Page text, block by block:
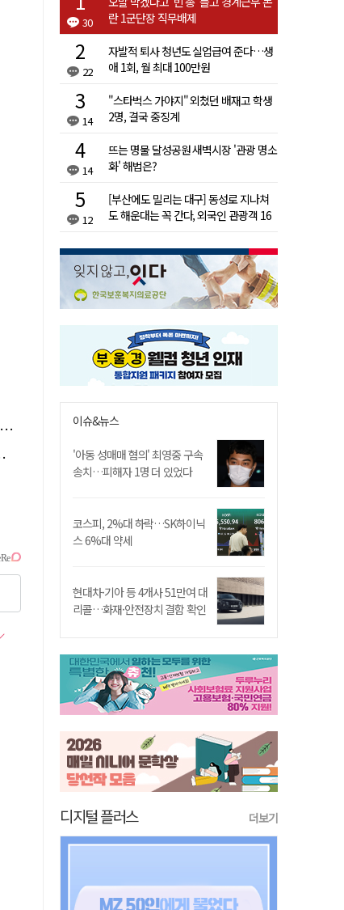
30
란 1군단장 직무배제
22
자발적 퇴사 청년도 실업급여 준다…생
애 1회, 월 최대 100만원
14
"스타벅스 가야지" 외쳤던 배재고 학생
2명, 결국 중징계
14
뜨는 명물 달성공원 새벽시장 '관광 명소
화' 해법은?
12
[부산에도 밀리는 대구] 동성로 지나쳐
도 해운대는 꼭 간다, 외국인 관광객 16
이슈&뉴스
'아동 성매매 혐의' 최영중 구속
송치…피해자 1명 더 있었다
코스피, 2%대 하락…SK하이닉
스 6%대 약세
현대차·기아 등 4개사 51만여 대
리콜…화재·안전장치 결함 확인
디지털 플러스 더보기